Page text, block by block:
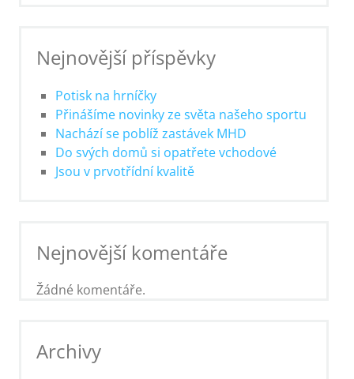
Nejnovější příspěvky
Potisk na hrníčky
Přinášíme novinky ze světa našeho sportu
Nachází se poblíž zastávek MHD
Do svých domů si opatřete vchodové
Jsou v prvotřídní kvalitě
Nejnovější komentáře
Žádné komentáře.
Archivy